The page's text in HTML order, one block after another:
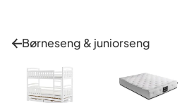
Børneseng & juniorseng